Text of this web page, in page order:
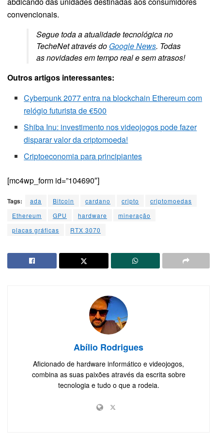
convencionais.
Segue toda a atualidade tecnológica no
TecheNet através do Google News. Todas
as novidades em tempo real e sem atrasos!
Outros artigos interessantes:
Cyberpunk 2077 entra na blockchain Ethereum com
relógio futurista de €500
Shiba Inu: investimento nos videojogos pode fazer
disparar valor da criptomoeda!
Criptoeconomia para principiantes
[mc4wp_form id=”104690″]
Tags: ada Bitcoin cardano cripto
criptomoedas
Ethereum
GPU hardware
mineração
placas gráficas
RTX 3070
Abílio Rodrigues
Aficionado de hardware informático e videojogos,
combina as suas paixões através da escrita sobre
tecnologia e tudo o que a rodeia.